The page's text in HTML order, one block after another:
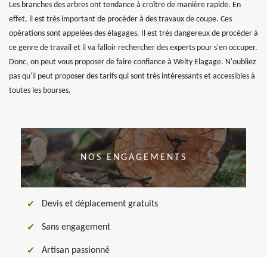
Les branches des arbres ont tendance à croître de manière rapide. En
effet, il est très important de procéder à des travaux de coupe. Ces
opérations sont appelées des élagages. Il est très dangereux de procéder à
ce genre de travail et il va falloir rechercher des experts pour s'en occuper.
Donc, on peut vous proposer de faire confiance à Welty Elagage. N'oubliez
pas qu'il peut proposer des tarifs qui sont très intéressants et accessibles à
toutes les bourses.
NOS ENGAGEMENTS
Devis et déplacement gratuits
Sans engagement
Artisan passionné